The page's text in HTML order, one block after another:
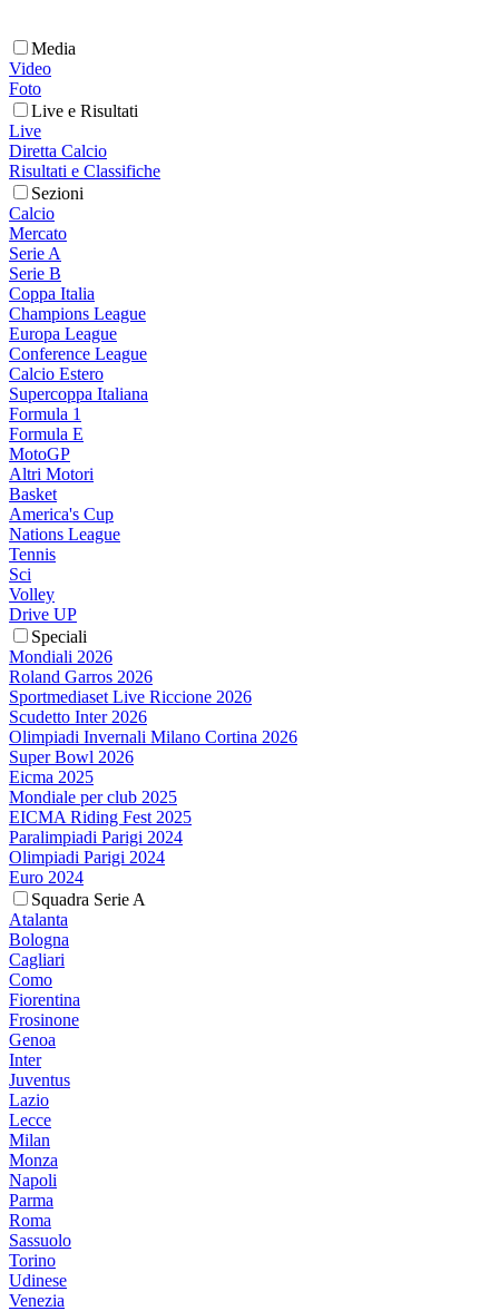
Media
Video
Foto
Live e Risultati
Live
Diretta Calcio
Risultati e Classifiche
Sezioni
Calcio
Mercato
Serie A
Serie B
Coppa Italia
Champions League
Europa League
Conference League
Calcio Estero
Supercoppa Italiana
Formula 1
Formula E
MotoGP
Altri Motori
Basket
America's Cup
Nations League
Tennis
Sci
Volley
Drive UP
Speciali
Mondiali 2026
Roland Garros 2026
Sportmediaset Live Riccione 2026
Scudetto Inter 2026
Olimpiadi Invernali Milano Cortina 2026
Super Bowl 2026
Eicma 2025
Mondiale per club 2025
EICMA Riding Fest 2025
Paralimpiadi Parigi 2024
Olimpiadi Parigi 2024
Euro 2024
Squadra Serie A
Atalanta
Bologna
Cagliari
Como
Fiorentina
Frosinone
Genoa
Inter
Juventus
Lazio
Lecce
Milan
Monza
Napoli
Parma
Roma
Sassuolo
Torino
Udinese
Venezia